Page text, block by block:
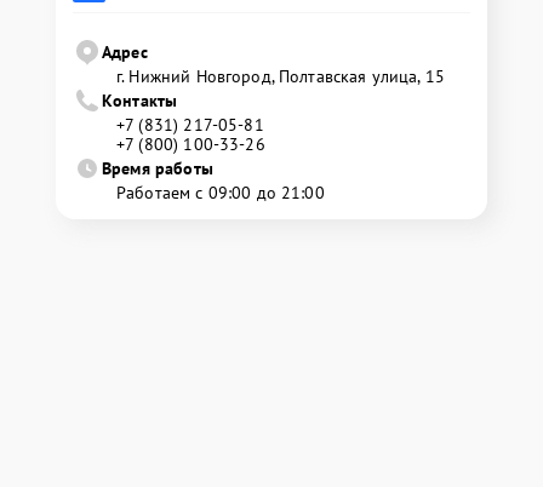
Адрес
г. Нижний Новгород, Полтавская улица, 15
Контакты
+7 (831) 217-05-81
+7 (800) 100-33-26
Время работы
Работаем с 09:00 до 21:00